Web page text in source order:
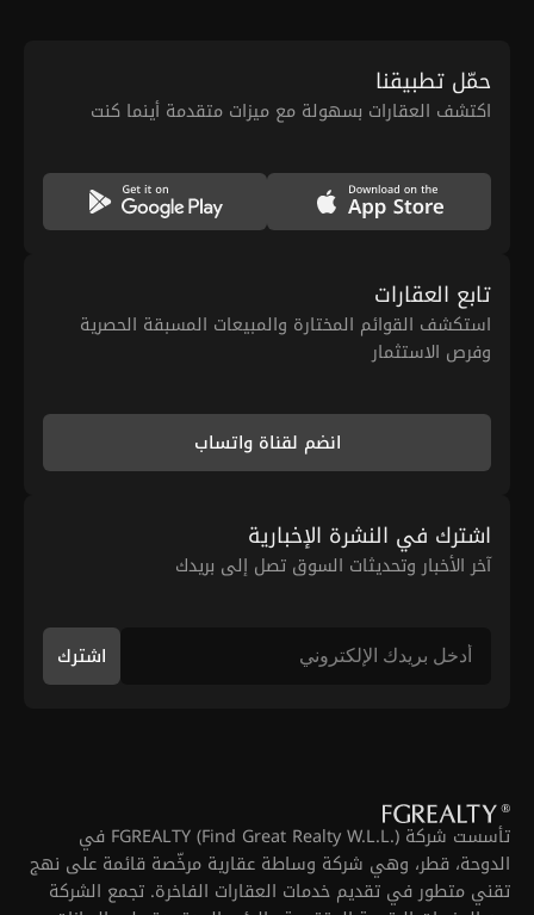
حمّل تطبيقنا
اكتشف العقارات بسهولة مع ميزات متقدمة أينما كنت
تابع العقارات
استكشف القوائم المختارة والمبيعات المسبقة الحصرية
وفرص الاستثمار
انضم لقناة واتساب
اشترك في النشرة الإخبارية
آخر الأخبار وتحديثات السوق تصل إلى بريدك
اشترك
تأسست شركة FGREALTY (Find Great Realty W.L.L.) في
الدوحة، قطر، وهي شركة وساطة عقارية مرخّصة قائمة على نهج
تقني متطور في تقديم خدمات العقارات الفاخرة. تجمع الشركة